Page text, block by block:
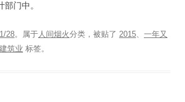
门中。
28。属于人间烟火分类，被贴了 2015、 一年又
建筑业 标签。